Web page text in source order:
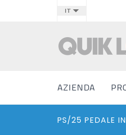
IT
AZIENDA
PS/25 PEDALE